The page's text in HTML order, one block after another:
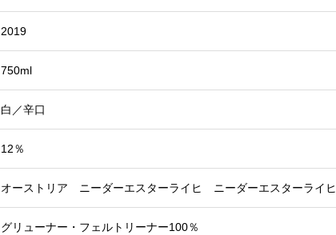
2019
750ml
白／辛口
12％
オーストリア ニーダーエスターライヒ ニーダーエスターライヒ
グリューナー・フェルトリーナー100％